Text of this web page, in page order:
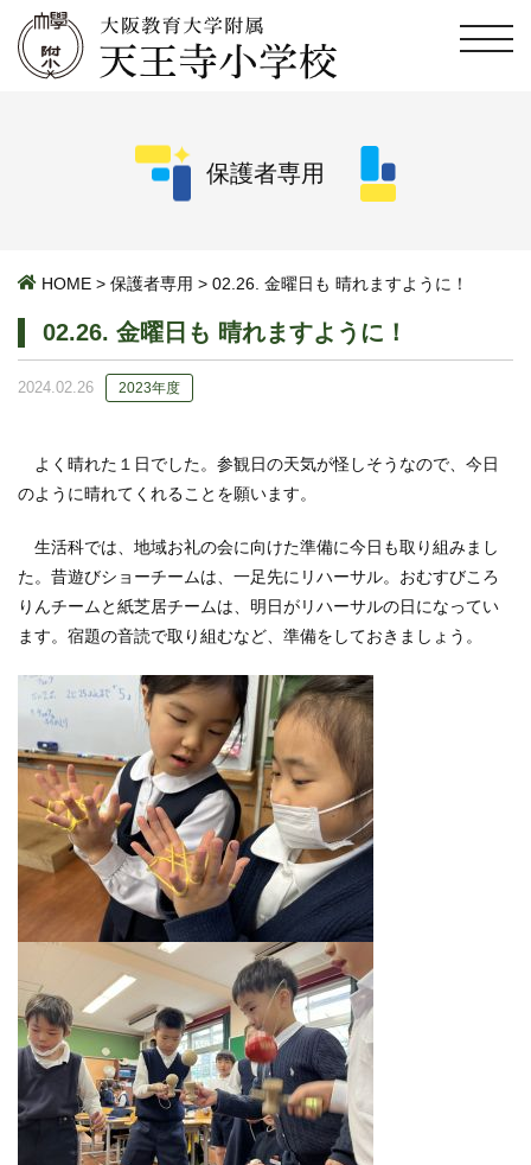
保護者専用
HOME > 保護者専用 > 02.26. 金曜日も 晴れますように！
02.26. 金曜日も 晴れますように！
2024.02.26 2023年度
よく晴れた１日でした。参観日の天気が怪しそうなので、今日
のように晴れてくれることを願います。
生活科では、地域お礼の会に向けた準備に今日も取り組みまし
た。昔遊びショーチームは、一足先にリハーサル。おむすびころ
りんチームと紙芝居チームは、明日がリハーサルの日になってい
ます。宿題の音読で取り組むなど、準備をしておきましょう。